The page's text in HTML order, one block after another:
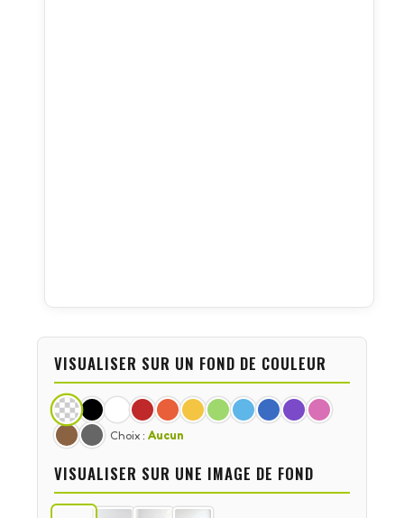
VISUALISER SUR UN FOND DE COULEUR
Choix : Aucun
VISUALISER SUR UNE IMAGE DE FOND